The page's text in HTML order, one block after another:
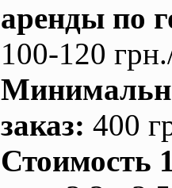
аренды по
100-120
заказ: 400
Стоимость